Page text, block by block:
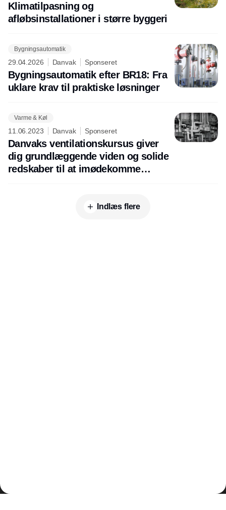
Klimatilpasning og
afløbsinstallationer i større byggeri
Bygningsautomatik
29.04.2026 Danvak Sponseret
Bygningsautomatik efter BR18: Fra
uklare krav til praktiske løsninger
Varme & Køl
11.06.2023 Danvak Sponseret
Danvaks ventilationskursus giver
dig grundlæggende viden og solide
redskaber til at imødekomme
Indlæs flere